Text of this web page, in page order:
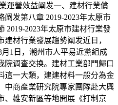
運營效益阐发一、建材行業償
发第八章 2019-2023年太原市
2019-2023年太原市建材行業發
材行業發展趨勢阐发近日，
1日，潮州市人平易近黨組成
院调查交换。建材工業部門歸口
這一大類，建建材料一般分為金
中商產業研究院專家團隊赴大興
、雄安新區等地開展《打制京